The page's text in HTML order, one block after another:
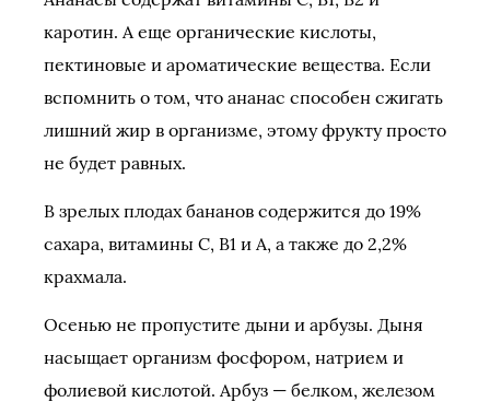
каротин. А еще органические кислоты,
пектиновые и ароматические вещества. Если
вспомнить о том, что ананас способен сжигать
лишний жир в организме, этому фрукту просто
не будет равных.
В зрелых плодах бананов содержится до 19%
сахара, витамины С, В1 и А, а также до 2,2%
крахмала.
Осенью не пропустите дыни и арбузы. Дыня
насыщает организм фосфором, натрием и
фолиевой кислотой. Арбуз — белком, железом